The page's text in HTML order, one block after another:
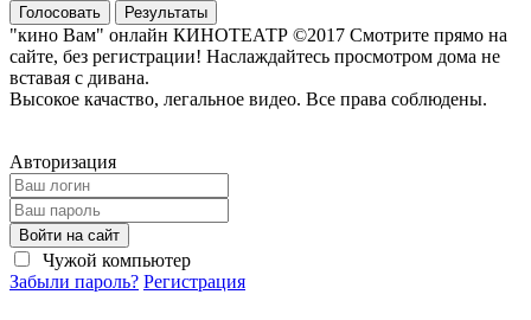
Голосовать Результаты
"кино Вам" онлайн КИНОТЕАТР ©2017 Смотрите прямо на
сайте, без регистрации! Наслаждайтесь просмотром дома не
вставая с дивана.
Высокое качаство, легальное видео. Все права соблюдены.
Авторизация
Войти на сайт
Чужой компьютер
Забыли пароль? Регистрация